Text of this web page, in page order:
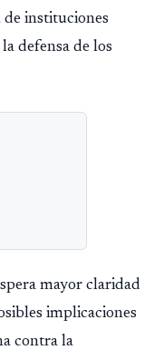
instituciones
defensa de los
mayor claridad
implicaciones
contra la